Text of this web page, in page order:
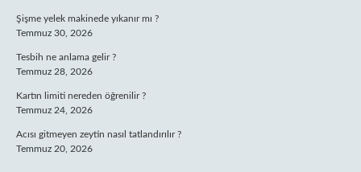
Şişme yelek makinede yıkanır mı ?
Temmuz 30, 2026
Tesbih ne anlama gelir ?
Temmuz 28, 2026
Kartın limiti nereden öğrenilir ?
Temmuz 24, 2026
Acısı gitmeyen zeytin nasıl tatlandırılır ?
Temmuz 20, 2026